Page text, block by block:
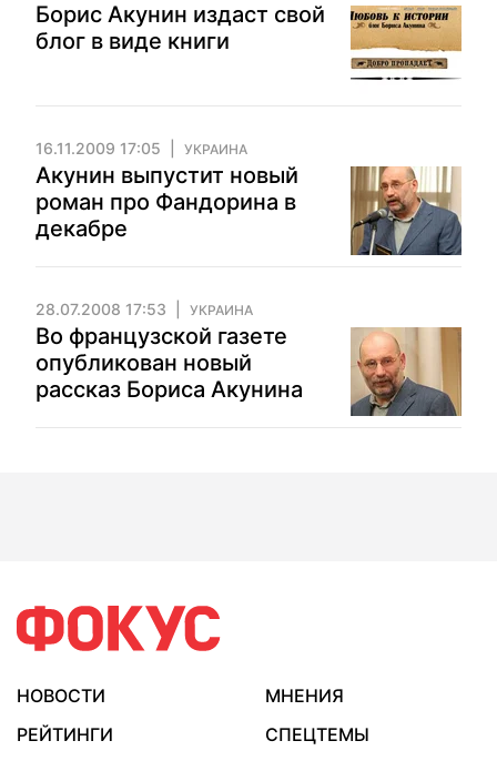
Борис Акунин издаст свой
блог в виде книги
16.11.2009 17:05 УКРАИНА
Акунин выпустит новый
роман про Фандорина в
декабре
28.07.2008 17:53 УКРАИНА
Во французской газете
опубликован новый
рассказ Бориса Акунина
НОВОСТИ
МНЕНИЯ
РЕЙТИНГИ
СПЕЦТЕМЫ